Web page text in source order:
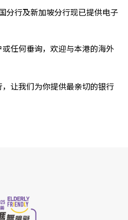
分行及新加坡分行现已提供电子
任何垂询，欢迎与本港的海外
让我们为你提供最亲切的银行